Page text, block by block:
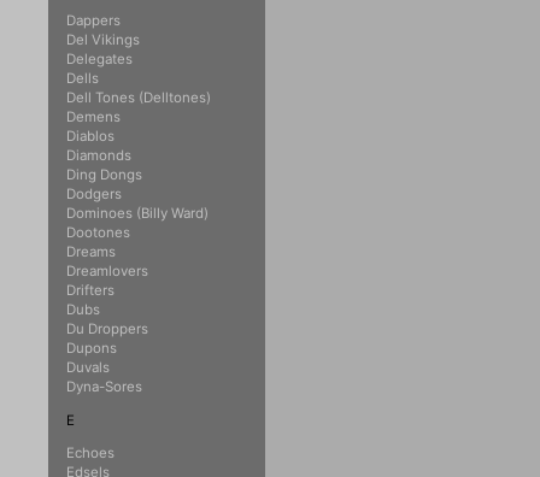
Dappers
Del Vikings
Delegates
Dells
Dell Tones (Delltones)
Demens
Diablos
Diamonds
Ding Dongs
Dodgers
Dominoes (Billy Ward)
Dootones
Dreams
Dreamlovers
Drifters
Dubs
Du Droppers
Dupons
Duvals
Dyna-Sores
E
Echoes
Edsels